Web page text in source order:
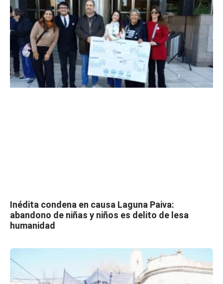
Inédita condena en causa Laguna Paiva:
abandono de niñas y niños es delito de lesa
humanidad